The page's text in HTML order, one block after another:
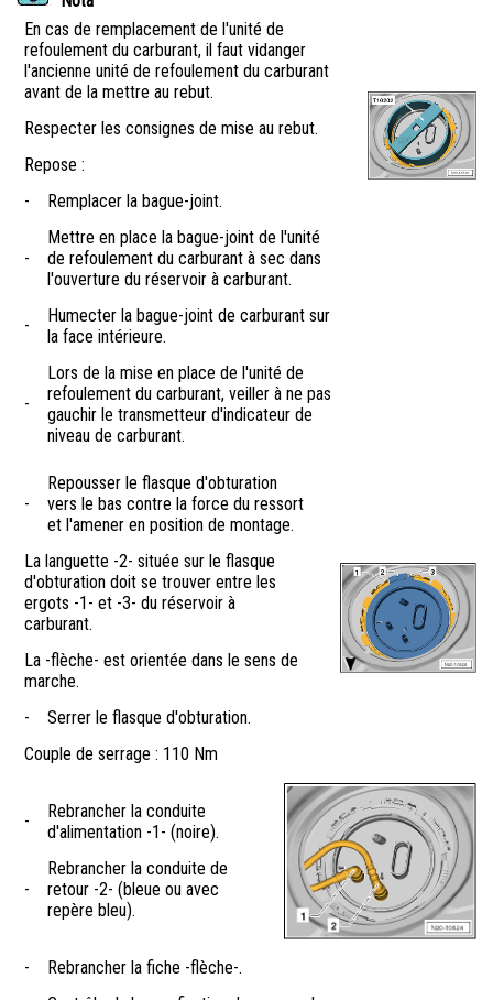
En cas de remplacement de l'unité de
refoulement du carburant, il faut vidanger
l'ancienne unité de refoulement du carburant
avant de la mettre au rebut.
Respecter les consignes de mise au rebut.
Repose :
-
Remplacer la bague-joint.
-
Mettre en place la bague-joint de l'unité
de refoulement du carburant à sec dans
l'ouverture du réservoir à carburant.
-
Humecter la bague-joint de carburant sur
la face intérieure.
-
Lors de la mise en place de l'unité de
refoulement du carburant, veiller à ne pas
gauchir le transmetteur d'indicateur de
niveau de carburant.
-
Repousser le flasque d'obturation
vers le bas contre la force du ressort
et l'amener en position de montage.
La languette -2- située sur le flasque
d'obturation doit se trouver entre les
ergots -1- et -3- du réservoir à
carburant.
La -flèche- est orientée dans le sens de
marche.
-
Serrer le flasque d'obturation.
Couple de serrage : 110 Nm
-
Rebrancher la conduite
d'alimentation -1- (noire).
-
Rebrancher la conduite de
retour -2- (bleue ou avec
repère bleu).
- Rebrancher la fiche -flèche-.